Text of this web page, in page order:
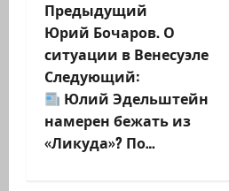
Н
а
в
и
Предыдущий
Юрий Бочаров. О
ситуации в Венесуэле
Следующий:
Юлий Эдельштейн
намерен бежать из
«Ликуда»? По…